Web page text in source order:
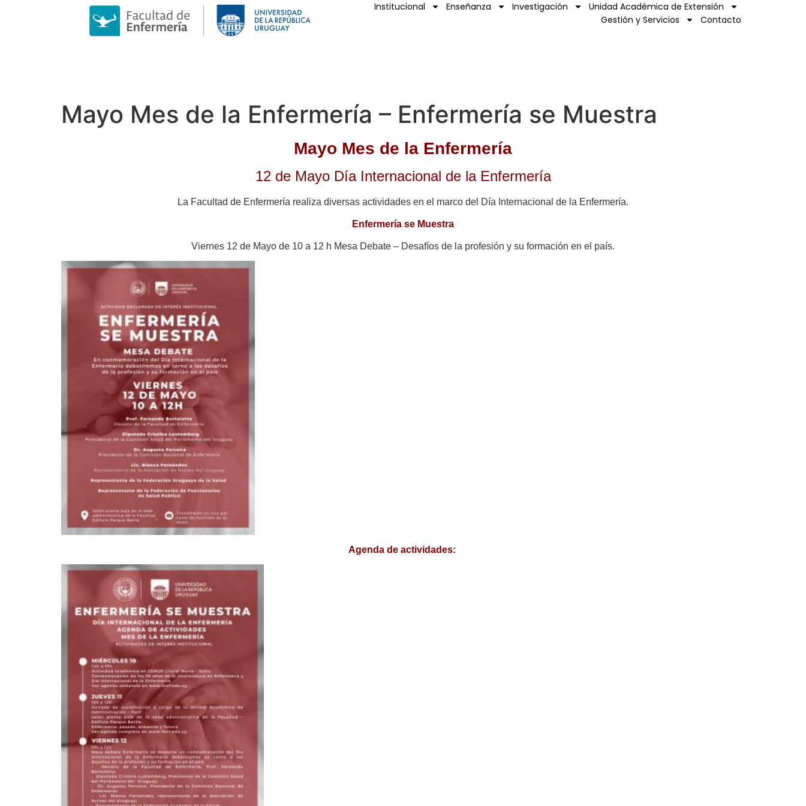
Institucional Enseñanza Investigación
Unidad Académica de Extensión
Gestión y Servicios
Contacto
Mayo Mes de la Enfermería – Enfermería se Muestra
Mayo Mes de la Enfermería
12 de Mayo Día Internacional de la Enfermería
La Facultad de Enfermería realiza diversas actividades en el marco del Día Internacional de la Enfermería.
Enfermería se Muestra
Viernes 12 de Mayo de 10 a 12 h Mesa Debate – Desafíos de la profesión y su formación en el país.
Agenda de actividades: